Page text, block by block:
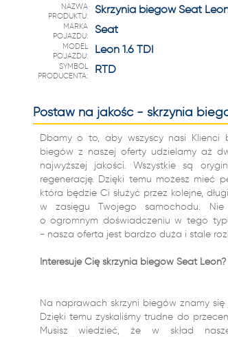
NAZWA
PRODUKTU:
Skrzynia biegów Seat
MARKA
POJAZDU:
Seat
MODEL
POJAZDU:
Leon 1.6 TDI
SYMBOL
PRODUCENTA:
RTD
Postaw na jakość - skrzynia
Dbamy o to, aby wszyscy nasi Klienci
biegów z naszej oferty udzielamy aż
najwyższej jakości. Wszystkie są
regenerację. Dzięki temu możesz mieć
która będzie Ci służyć przez kolejne,
w zasięgu Twojego samochodu.
o ogromnym doświadczeniu w tego
- nasza oferta jest bardzo duża i stale
Interesuje Cię skrzynia biegów Seat Leon?
Na naprawach skrzyni biegów znamy
Dzięki temu zyskaliśmy trudne do
Musisz wiedzieć, że w skład